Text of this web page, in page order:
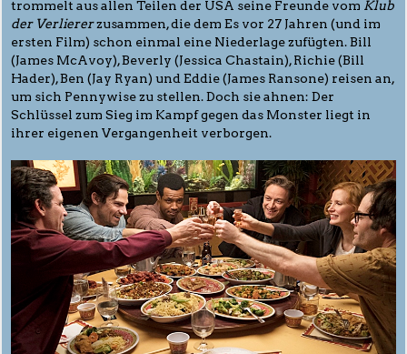
trommelt aus allen Teilen der USA seine Freunde vom Klub
der Verliererzusammen, die dem Es vor 27 Jahren (und im
ersten Film) schon einmal eine Niederlage zufügten. Bill
(James McAvoy), Beverly (Jessica Chastain), Richie (Bill
Hader), Ben (Jay Ryan) und Eddie (James Ransone) reisen an,
um sich Pennywise zu stellen. Doch sie ahnen: Der
Schlüssel zum Sieg im Kampf gegen das Monster liegt in
ihrer eigenen Vergangenheit verborgen.